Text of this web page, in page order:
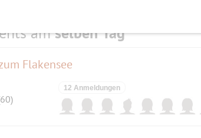
amselben Tag
Flakensee
12 Anmeldungen